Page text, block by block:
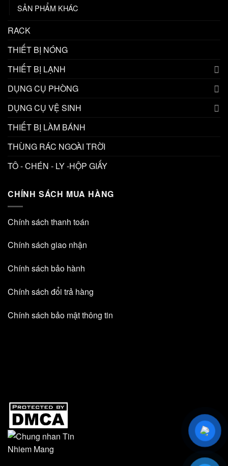
SẢN PHẨM KHÁC
RACK
THIẾT BỊ NÓNG
THIẾT BỊ LẠNH
DỤNG CỤ PHÒNG
DỤNG CỤ VỆ SINH
THIẾT BỊ LÀM BÁNH
THÙNG RÁC NGOÀI TRỜI
TÔ - CHÉN - LY -HỘP GIẤY
CHÍNH SÁCH MUA HÀNG
Chính sách thanh toán
Chính sách giao nhận
Chính sách bảo hành
Chính sách đổi trả hàng
Chính sách bảo mật thông tin